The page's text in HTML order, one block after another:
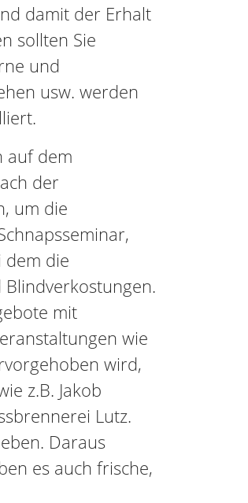
damit der Erhalt
sollten Sie
und
usw. werden
auf dem
der
um die
dem die
mit
wie
wird,
z.B. Jakob
Lutz.
Daraus
es auch frische,